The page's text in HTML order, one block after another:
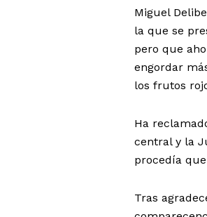
Miguel
la que se
pero que
engordar
los frutos
Ha
central y la
procedía
Tras